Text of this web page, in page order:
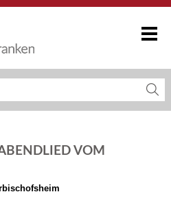
VOM